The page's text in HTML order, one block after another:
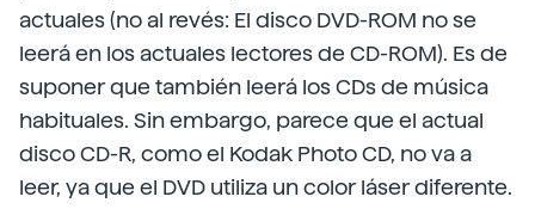
actuales (no al revés: El disco DVD-ROM no se
leerá en los actuales lectores de CD-ROM). Es de
suponer que también leerá los CDs de música
habituales. Sin embargo, parece que el actual
disco CD-R, como el Kodak Photo CD, no va a
leer, ya que el DVD utiliza un color láser diferente.